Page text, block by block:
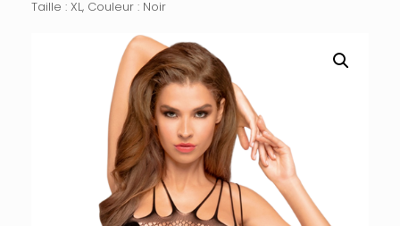
Taille : XL, Couleur : Noir